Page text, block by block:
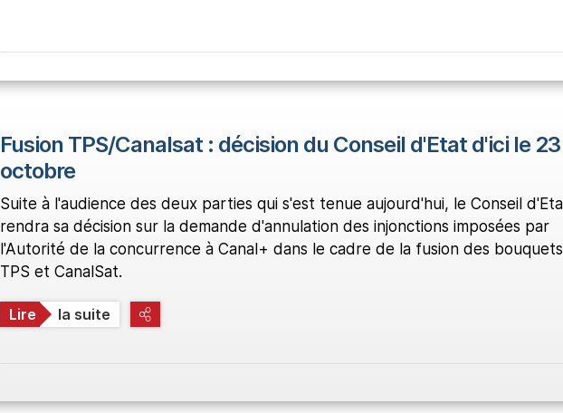
Fusion TPS/Canalsat : décision du Conseil d'Etat d'ici le 23
octobre
Suite à l'audience des deux parties qui s'est tenue aujourd'hui, le Conseil
rendra sa décision sur la demande d'annulation des injonctions imposées par
l'Autorité de la concurrence à Canal+ dans le cadre de la fusion des bouquets
TPS et CanalSat.
Lire la suite